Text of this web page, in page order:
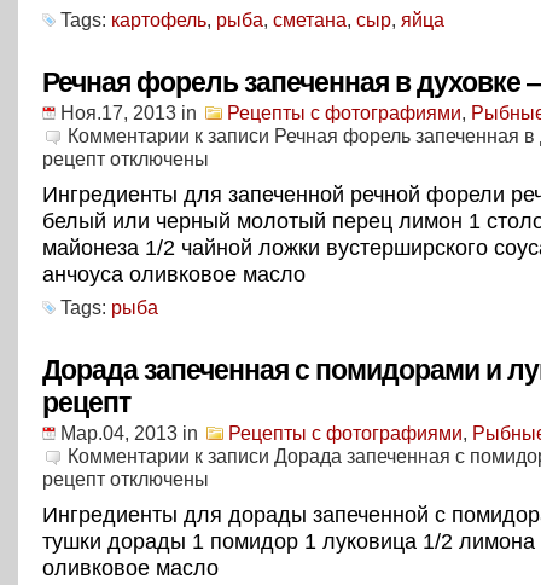
Tags: картофель, рыба, сметана, сыр, яйца
Речная форель запеченная в духовке
Ноя.17, 2013 in Рецепты с фотографиями,
Комментарии к записи Речная форель запеченная
рецепт отключены
Ингредиенты для запеченной речной форели
белый или черный молотый перец лимон 1
майонеза 1/2 чайной ложки вустерширского
анчоуса оливковое масло
Tags: рыба
Дорада запеченная с помидорами и
рецепт
Мар.04, 2013 in Рецепты с фотографиями,
Комментарии к записи Дорада запеченная с
рецепт отключены
Ингредиенты для дорады запеченной с
тушки дорады 1 помидор 1 луковица 1/2 лимона
оливковое масло